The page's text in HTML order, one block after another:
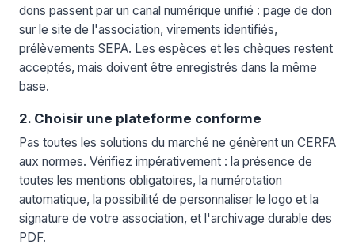
dons passent par un canal numérique unifié : page de don
sur le site de l'association, virements identifiés,
prélèvements SEPA. Les espèces et les chèques restent
acceptés, mais doivent être enregistrés dans la même
base.
2. Choisir une plateforme conforme
Pas toutes les solutions du marché ne génèrent un CERFA
aux normes. Vérifiez impérativement : la présence de
toutes les mentions obligatoires, la numérotation
automatique, la possibilité de personnaliser le logo et la
signature de votre association, et l'archivage durable des
PDF.